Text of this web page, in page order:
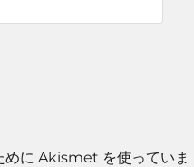
めに Akismet を使っていま